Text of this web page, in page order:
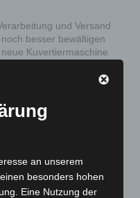
und Versand
besser bewältigen
Kuvertiermaschine
Briefe pro Stunde.
Lesung
erkennt die
Mailings OEM-Lesung
an unserem
besonders hohen
Eine Nutzung der